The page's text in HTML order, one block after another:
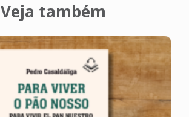
Veja também